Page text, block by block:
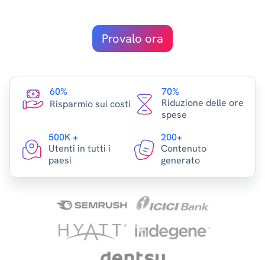
Provalo ora
60%
Risparmio sui costi
70%
Riduzione delle ore
spese
500K +
Utenti in tutti i
paesi
200+
Contenuto
generato